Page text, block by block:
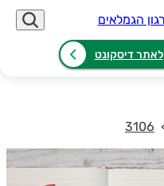
לאתר דיסקונט
3106